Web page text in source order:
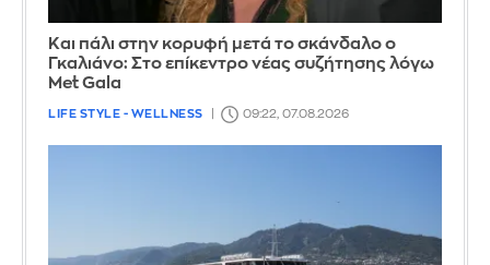
Και πάλι στην κορυφή μετά το σκάνδαλο ο
Γκαλιάνο: Στο επίκεντρο νέας συζήτησης λόγω
Met Gala
LIFE STYLE - WELLNESS 09:22, 07.08.2026